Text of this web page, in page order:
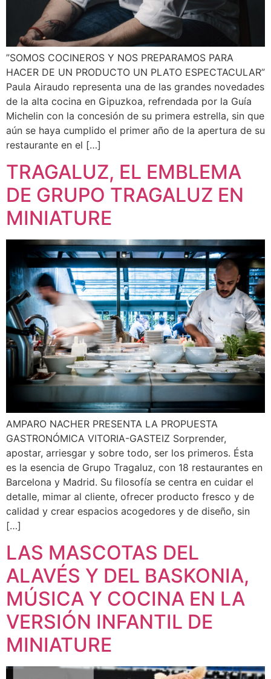
”SOMOS COCINEROS Y NOS PREPARAMOS PARA
HACER DE UN PRODUCTO UN PLATO ESPECTACULAR”
Paula Airaudo representa una de las grandes novedades
de la alta cocina en Gipuzkoa, refrendada por la Guía
Michelin con la concesión de su primera estrella, sin que
aún se haya cumplido el primer año de la apertura de su
restaurante en el […]
TRAGALUZ, EL EMBLEMA
DE GRUPO TRAGALUZ EN
MINIATURE
AMPARO NACHER PRESENTA LA PROPUESTA
GASTRONÓMICA VITORIA-GASTEIZ Sorprender,
apostar, arriesgar y sobre todo, ser los primeros. Ésta
es la esencia de Grupo Tragaluz, con 18 restaurantes en
Barcelona y Madrid. Su filosofía se centra en cuidar el
detalle, mimar al cliente, ofrecer producto fresco y de
calidad y crear espacios acogedores y de diseño, sin
[…]
LAS MASCOTAS DEL
ALAVÉS Y DEL BASKONIA,
MÚSICA Y COCINA EN LA
VERSIÓN INFANTIL DE
MINIATURE